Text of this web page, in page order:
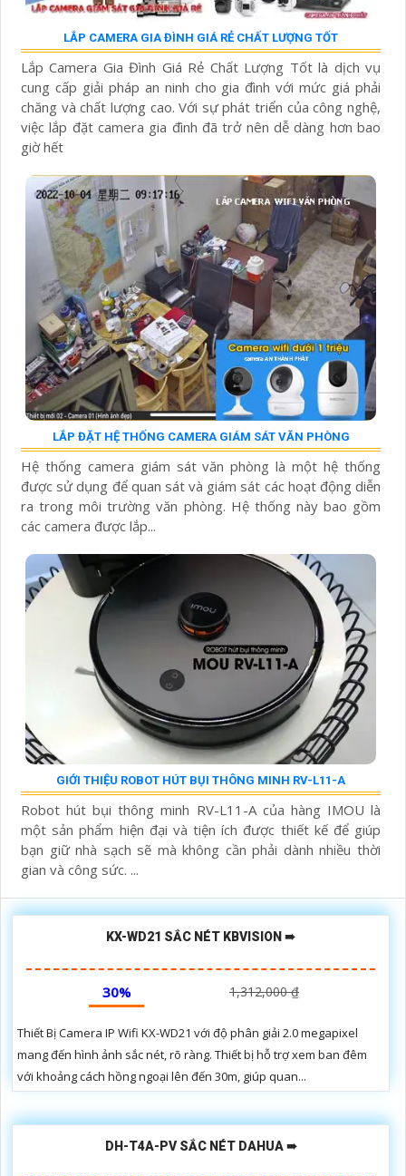
LẮP CAMERA GIA ĐÌNH GIÁ RẺ CHẤT LƯỢNG TỐT
Lắp Camera Gia Đình Giá Rẻ Chất Lượng Tốt là dịch vụ
cung cấp giải pháp an ninh cho gia đình với mức giá phải
chăng và chất lượng cao. Với sự phát triển của công nghệ,
việc lắp đặt camera gia đình đã trở nên dễ dàng hơn bao
giờ hết
LẮP ĐẶT HỆ THỐNG CAMERA GIÁM SÁT VĂN PHÒNG
Hệ thống camera giám sát văn phòng là một hệ thống
được sử dụng để quan sát và giám sát các hoạt động diễn
ra trong môi trường văn phòng. Hệ thống này bao gồm
các camera được lắp...
GIỚI THIỆU ROBOT HÚT BỤI THÔNG MINH RV-L11-A
Robot hút bụi thông minh RV-L11-A của hàng IMOU là
một sản phẩm hiện đại và tiện ích được thiết kế để giúp
bạn giữ nhà sạch sẽ mà không cần phải dành nhiều thời
gian và công sức. ...
KX-WD21 SẮC NÉT KBVISION ➠
30% 1,312,000 ₫
Thiết Bị Camera IP Wifi KX-WD21 với độ phân giải 2.0 megapixel
mang đến hình ảnh sắc nét, rõ ràng. Thiết bị hỗ trợ xem ban đêm
với khoảng cách hồng ngoại lên đến 30m, giúp quan...
DH-T4A-PV SẮC NÉT DAHUA ➠